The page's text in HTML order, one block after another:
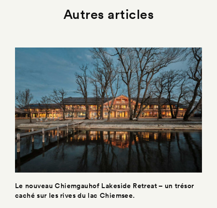
Autres articles
Le nouveau Chiemgauhof Lakeside Retreat – un trésor
caché sur les rives du lac Chiemsee.